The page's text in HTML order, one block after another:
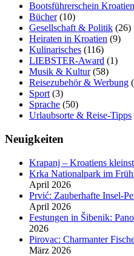
Bootsführerschein Kroatien
Bücher(10)
Gesellschaft & Politik (26)
Heiraten in Kroatien (9)
Kulinarisches (116)
LIEBSTER-Award (1)
Musik & Kultur(58)
Reisezubehör & Werbung
Sport (3)
Sprache (50)
Urlaubsorte & Reise-Tipps
Neuigkeiten
Krapanj – Kroatiens
Krka Nationalpark im
April 2026
Prvić: Zauberhafte Insel-
April 2026
Festungen in Šibenik:
2026
Pirovac: Charmanter
März 2026